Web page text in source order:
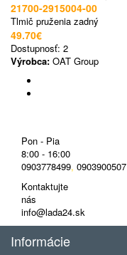
21700-2915004-00
Tlmič pruženia zadný
49.70€
Dostupnosť: 2
Výrobca: OAT Group
Pon - Pia
8:00 - 16:00
0903778499, 0903900507
Kontaktujte
nás
info@lada24.sk
Informácie